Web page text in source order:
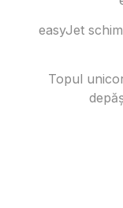
easyJet
Topul